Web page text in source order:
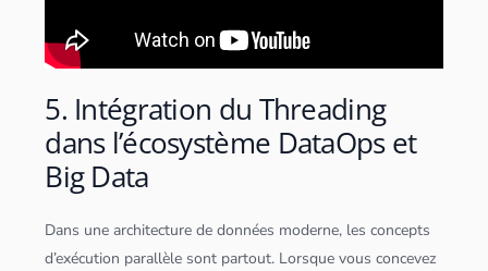
5. Intégration du Threading
dans l’écosystème DataOps et
Big Data
Dans une architecture dedonnées moderne, les concepts
d’exécution parallèle sont partout. Lorsque vous concevez